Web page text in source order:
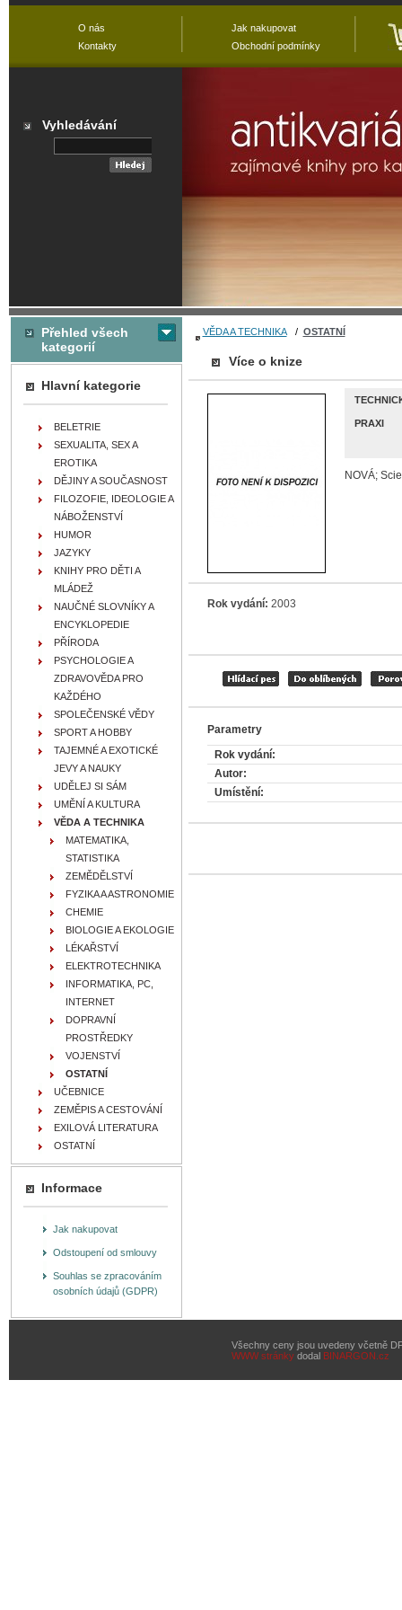
VĚDA A TECHNIKA/ OSTATNÍ
Více o knize
PRAXI
NOVÁ;
Rok vydání: 2003
Parametry
Rok vydání:
Autor:
Umístění:
Přehled všech
kategorií
Hlavní kategorie
BELETRIE
SEXUALITA, SEX A
EROTIKA
DĚJINY A SOUČASNOST
FILOZOFIE, IDEOLOGIE A
NÁBOŽENSTVÍ
HUMOR
JAZYKY
KNIHY PRO DĚTI A
MLÁDEŽ
NAUČNÉ SLOVNÍKY A
ENCYKLOPEDIE
PŘÍRODA
PSYCHOLOGIE A
ZDRAVOVĚDA PRO
KAŽDÉHO
SPOLEČENSKÉ VĚDY
SPORT A HOBBY
TAJEMNÉ A EXOTICKÉ
JEVY A NAUKY
UDĚLEJ SI SÁM
UMĚNÍ A KULTURA
VĚDA A TECHNIKA
MATEMATIKA,
STATISTIKA
ZEMĚDĚLSTVÍ
FYZIKA A ASTRONOMIE
CHEMIE
BIOLOGIE A EKOLOGIE
LÉKAŘSTVÍ
ELEKTROTECHNIKA
INFORMATIKA, PC,
INTERNET
DOPRAVNÍ
PROSTŘEDKY
VOJENSTVÍ
OSTATNÍ
UČEBNICE
ZEMĚPIS A CESTOVÁNÍ
EXILOVÁ LITERATURA
OSTATNÍ
Informace
Jak nakupovat
Odstoupení od smlouvy
Souhlas se zpracováním
osobních údajů (GDPR)
Všechny ceny jsou uvedeny včetně
WWW stránkydodal BINARGON.cz
O nás
Kontakty
Jak nakupovat
Obchodní podmínky
Vyhledávání